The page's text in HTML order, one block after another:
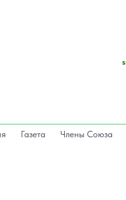
Газета Члены Союза